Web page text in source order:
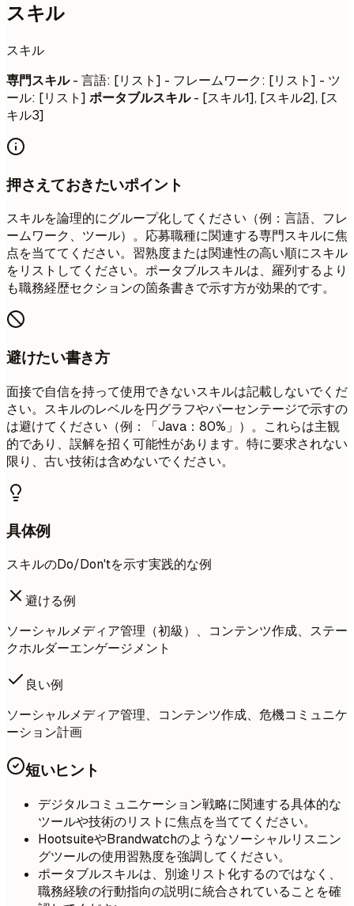
スキル
スキル
専門スキル- 言語: [リスト] - フレームワーク: [リスト] - ツ
ール: [リスト] ポータブルスキル- [スキル1], [スキル2], [ス
キル3]
押さえておきたいポイント
スキルを論理的にグループ化してください（例：言語、フレ
ームワーク、ツール）。応募職種に関連する専門スキルに焦
点を当ててください。習熟度または関連性の高い順にスキル
をリストしてください。ポータブルスキルは、羅列するより
も職務経歴セクションの箇条書きで示す方が効果的です。
避けたい書き方
面接で自信を持って使用できないスキルは記載しないでくだ
さい。スキルのレベルを円グラフやパーセンテージで示すの
は避けてください（例：「Java：80%」）。これらは主観
的であり、誤解を招く可能性があります。特に要求されない
限り、古い技術は含めないでください。
具体例
スキルのDo/Don'tを示す実践的な例
避ける例
ソーシャルメディア管理（初級）、コンテンツ作成、ステー
クホルダーエンゲージメント
良い例
ソーシャルメディア管理、コンテンツ作成、危機コミュニケ
ーション計画
短いヒント
デジタルコミュニケーション戦略に関連する具体的な
ツールや技術のリストに焦点を当ててください。
HootsuiteやBrandwatchのようなソーシャルリスニン
グツールの使用習熟度を強調してください。
ポータブルスキルは、別途リスト化するのではなく、
職務経験の行動指向の説明に統合されていることを確